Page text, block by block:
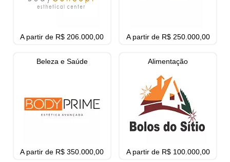
A partir de R$ 206.000,00 A partir de R$ 250.000,00
Beleza e Saúde
A partir de R$ 350.000,00
Alimentação
A partir de R$ 100.000,00